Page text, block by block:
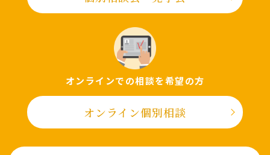
オンラインでの相談を希望の⽅
オンライン個別相談